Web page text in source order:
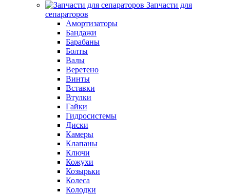
Запчасти для
сепараторов
Амортизаторы
Бандажи
Барабаны
Болты
Валы
Веретено
Винты
Вставки
Втулки
Гайки
Гидросистемы
Диски
Камеры
Клапаны
Ключи
Кожухи
Козырьки
Колеса
Колодки